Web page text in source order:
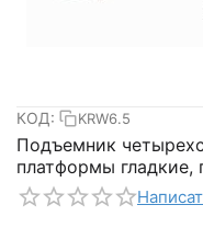
КОД: KRW6.5
Подъемник
платформы гладкие,